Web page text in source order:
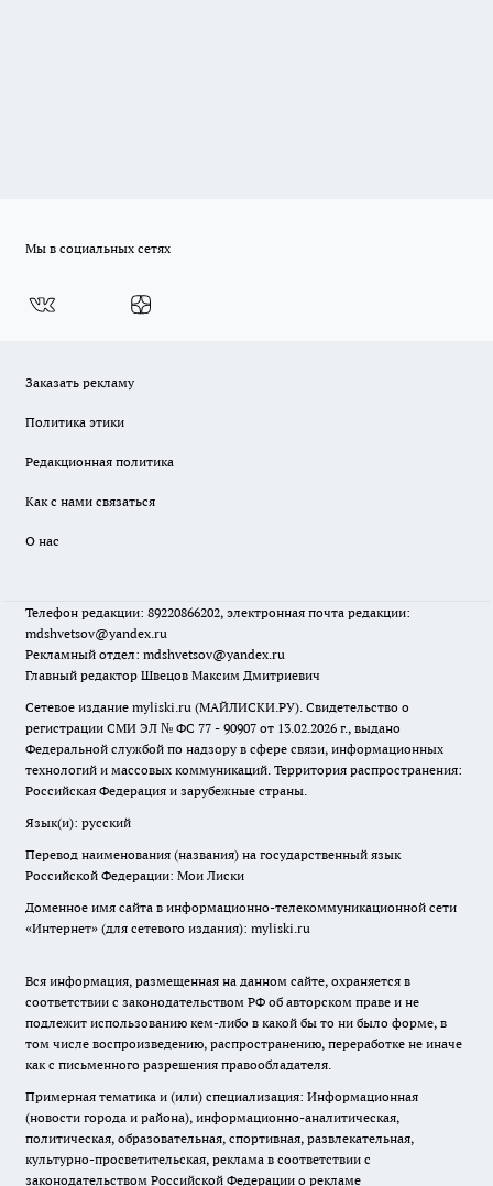
Мы в социальных сетях
Заказать рекламу
Политика этики
Редакционная политика
Как с нами связаться
О нас
Телефон редакции: 89220866202, электронная почта редакции:
mdshvetsov@yandex.ru
Рекламный отдел: mdshvetsov@yandex.ru
Главный редактор Швецов Максим Дмитриевич
Сетевое издание myliski.ru (МАЙЛИСКИ.РУ). Свидетельство о
регистрации СМИ ЭЛ № ФС 77 - 90907 от 13.02.2026 г., выдано
Федеральной службой по надзору в сфере связи, информационных
технологий и массовых коммуникаций. Территория распространения:
Российская Федерация и зарубежные страны.
Язык(и): русский
Перевод наименования (названия) на государственный язык
Российской Федерации: Мои Лиски
Доменное имя сайта в информационно-телекоммуникационной сети
«Интернет» (для сетевого издания): myliski.ru
Вся информация, размещенная на данном сайте, охраняется в
соответствии с законодательством РФ об авторском праве и не
подлежит использованию кем-либо в какой бы то ни было форме, в
том числе воспроизведению, распространению, переработке не иначе
как с письменного разрешения правообладателя.
Примерная тематика и (или) специализация: Информационная
(новости города и района), информационно-аналитическая,
политическая, образовательная, спортивная, развлекательная,
культурно-просветительская, реклама в соответствии с
законодательством Российской Федерации о рекламе